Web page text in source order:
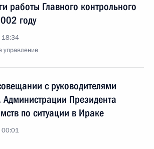
работы Главного контрольного
году
18:34
управление
с руководителями
Администрации Президента
по ситуации в Ираке
00:01